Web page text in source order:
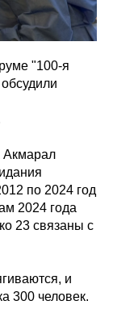
"100-я
Акмарал
по 2024 год
2024 года
23 связаны с
и
300 человек.